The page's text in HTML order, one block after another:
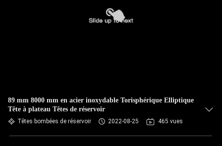
89 mm 8000 mm en acier inoxydable Torisphérique Elliptique
Tête à plateau Têtes de réservoir
Têtes bombées de réservoir 2022-08-25 465 vues